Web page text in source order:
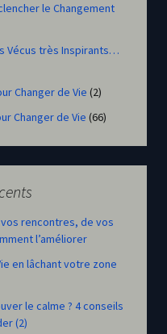
le Changement
Vécus très Inspirants…
Changer de Vie (2)
Changer de Vie (66)
rencontres, de vos
l’améliorer
en lâchant votre zone
le calme ? 4 conseils
(2)